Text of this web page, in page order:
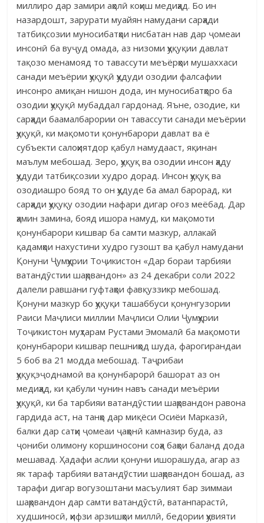
миллиро дар замири аҳолӣ коҳиш медиҳад. Бо ин
назардошт, зарурати муайян намудани сарҳади
татбиқсозии муносибатҳои нисбатан нав дар ҷомеаи
инсонӣ ба вуҷуд омада, аз низоми ҳуқуқии давлат
тақозо менамояд то тавассути меъёрҳои мушаххаси
санади меъёрии ҳуқуқӣ ҳудуди озодии фалсафии
инсонро амиқан нишон дода, ин муносибатҳоро ба
озодии ҳуқуқӣ мубаддал гардонад. Яъне, озодие, ки
сарҳади баамалбарории он тавассути санади меъёрии
ҳуқуқӣ, ки мақомоти қонунбарори давлат ва ё
субъекти салоҳиятдор қабул намудааст, яқинан
маълум мебошад. Зеро, ҳуқуқ ва озодии инсон ҳаду
ҳудуди татбиқсозии худро дорад. Инсон ҳуқуқ ва
озодиашро бояд то он ҳудуде ба амал барорад, ки
сарҳади ҳуқуқу озодии нафари дигар оғоз меёбад. Дар
ҳамин замина, бояд ишора намуд, ки мақомоти
қонунбарори кишвар ба самти мазкур, аллакай
қадамҳои нахустини худро гузошт ва қабул намудани
Қонуни Ҷумҳурии Тоҷикистон «Дар бораи тарбияи
ватандӯстии шаҳрвандон» аз 24 декабри соли 2022
далели равшани гуфтаҳои фавқуззикр мебошад.
Қонуни мазкур бо ҳуқуқи ташаббуси қонунгузории
Раиси Маҷлиси миллии Маҷлиси Олии Ҷумҳурии
Тоҷикистон муҳтарам Рустами Эмомалӣ ба мақомоти
қонунбарори кишвар пешниҳод шуда, фарогирандаи
5 боб ва 21 модда мебошад. Таҷрибаи
ҳуқуқэҷоднамоӣ ва қонунбарорӣ башорат аз он
медиҳад, ки қабули чунин навъ санади меъёрии
ҳуқуқӣ, ки ба тарбияи ватандӯстии шаҳрвандон равона
гардида аст, на танҳо дар миқёси Осиёи Марказӣ,
балки дар сатҳи ҷомеаи ҷаҳонӣ камназир буда, аз
ҷониби олимону коршиносони соҳа баҳои баланд дода
мешавад. Ҳадафи аслии қонуни ишорашуда, агар аз
як тараф тарбияи ватандўстии шаҳрвандон бошад, аз
тарафи дигар вогузоштани масъулият бар зиммаи
шаҳрвандон дар самти ватандӯстӣ, ватанпарастӣ,
худшиносӣ, ҳифзи арзишҳои миллӣ, бедории ҳувияти